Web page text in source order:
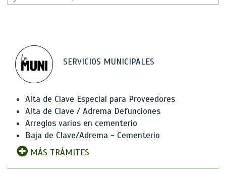
SERVICIOS MUNICIPALES
Alta de Clave Especial para Proveedores
Alta de Clave / Adrema Defunciones
Arreglos varios en cementerio
Baja de Clave/Adrema - Cementerio
MÁS TRÁMITES